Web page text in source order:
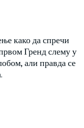
како да спречи
Гренд слему у
али правда се